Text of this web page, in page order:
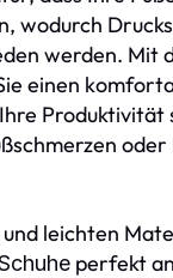
wodurch
werden. Mit
einen
Produktivität
oder
leichten
perfekt